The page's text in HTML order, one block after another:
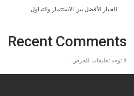
الخيار الأفضل بين الاستثمار والتداول
Recent Comments
لا توجد تعليقات للعرض.